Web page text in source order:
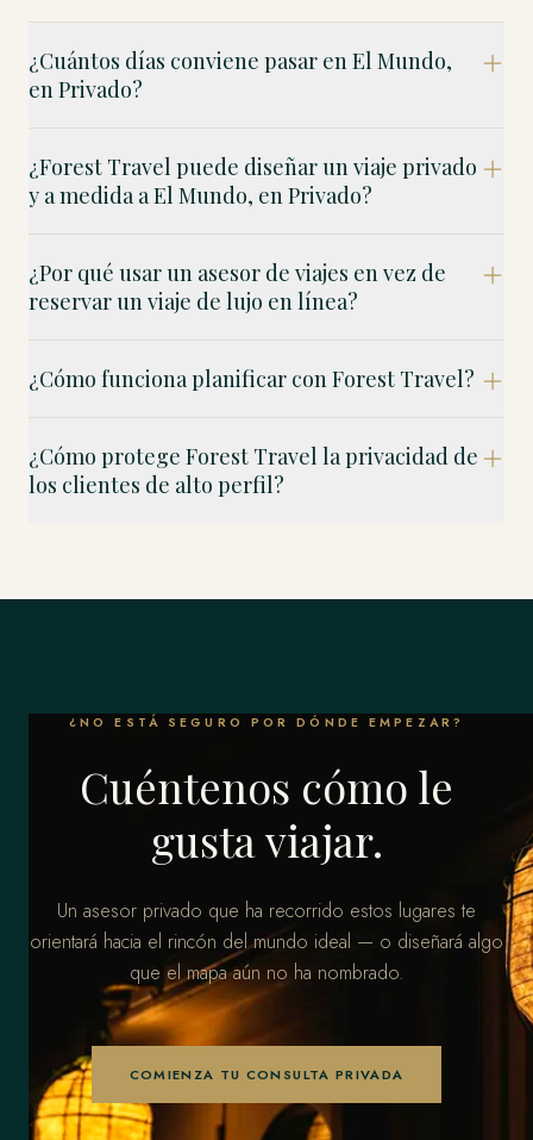
¿Cuántos días conviene pasar en El Mundo,
en Privado?
¿Forest Travel puede diseñar un viaje privado
y a medida a El Mundo, en Privado?
¿Por qué usar un asesor de viajes en vez de
reservar un viaje de lujo en línea?
¿Cómo funciona planificar con Forest Travel?
¿Cómo protege Forest Travel la privacidad de
los clientes de alto perfil?
¿NO ESTÁ SEGURO POR DÓNDE EMPEZAR?
Cuéntenos cómo le
gusta viajar.
Un asesor privado que ha recorrido estos lugares te
orientará hacia el rincón del mundo ideal — o diseñará algo
que el mapa aún no ha nombrado.
COMIENZA TU CONSULTA PRIVADA